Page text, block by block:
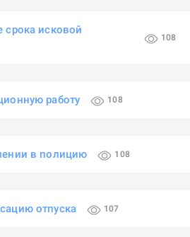
срока исковой
108
работу 108
в полицию 108
отпуска 107